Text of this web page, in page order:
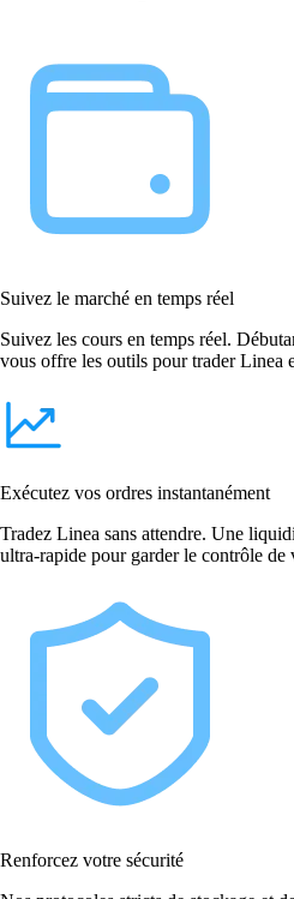
Suivez le marché en temps réel
Suivez les cours en temps réel.
vous offre les outils pour trader Linea
Exécutez vos ordres instantanément
Tradez Linea sans attendre. Une
ultra-rapide pour garder le contrôle de
Renforcez votre sécurité